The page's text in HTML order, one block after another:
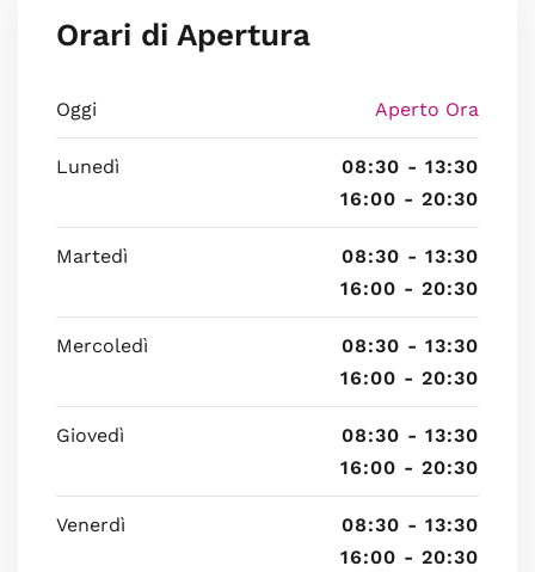
Orari di Apertura
Oggi Aperto Ora
Lunedì
08:30 - 13:30
16:00 - 20:30
Martedì
08:30 - 13:30
16:00 - 20:30
Mercoledì
08:30 - 13:30
16:00 - 20:30
Giovedì
08:30 - 13:30
16:00 - 20:30
Venerdì
08:30 - 13:30
16:00 - 20:30